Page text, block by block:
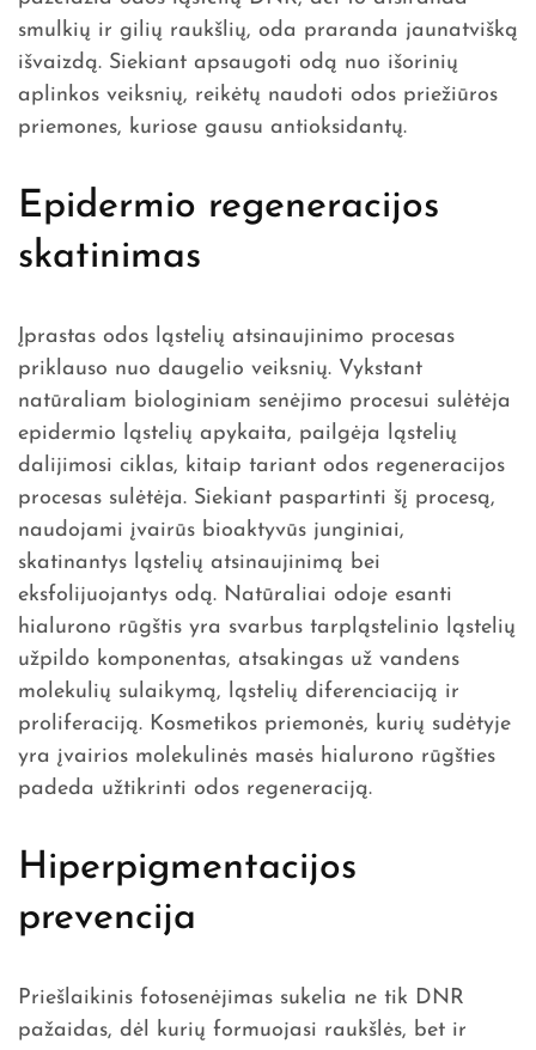
smulkių ir gilių raukšlių, oda praranda jaunatvišką
išvaizdą. Siekiant apsaugoti odą nuo išorinių
aplinkos veiksnių, reikėtų naudoti odos priežiūros
priemones, kuriose gausu antioksidantų.
Epidermio regeneracijos
skatinimas
Įprastas odos ląstelių atsinaujinimo procesas
priklauso nuo daugelio veiksnių. Vykstant
natūraliam biologiniam senėjimo procesui sulėtėja
epidermio ląstelių apykaita, pailgėja ląstelių
dalijimosi ciklas, kitaip tariant odos regeneracijos
procesas sulėtėja. Siekiant paspartinti šį procesą,
naudojami įvairūs bioaktyvūs junginiai,
skatinantys ląstelių atsinaujinimą bei
eksfolijuojantys odą. Natūraliai odoje esanti
hialurono rūgštis yra svarbus tarpląstelinio ląstelių
užpildo komponentas, atsakingas už vandens
molekulių sulaikymą, ląstelių diferenciaciją ir
proliferaciją. Kosmetikos priemonės, kurių sudėtyje
yra įvairios molekulinės masės hialurono rūgšties
padeda užtikrinti odos regeneraciją.
Hiperpigmentacijos
prevencija
Priešlaikinis fotosenėjimas sukelia ne tik DNR
pažaidas, dėl kurių formuojasi raukšlės, bet ir